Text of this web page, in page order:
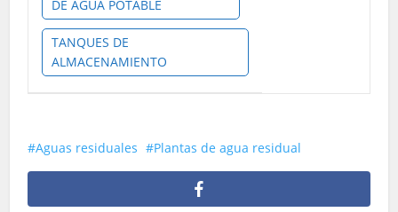
DE AGUA POTABLE
TANQUES DE
ALMACENAMIENTO
Aguas residuales Plantas de agua residual